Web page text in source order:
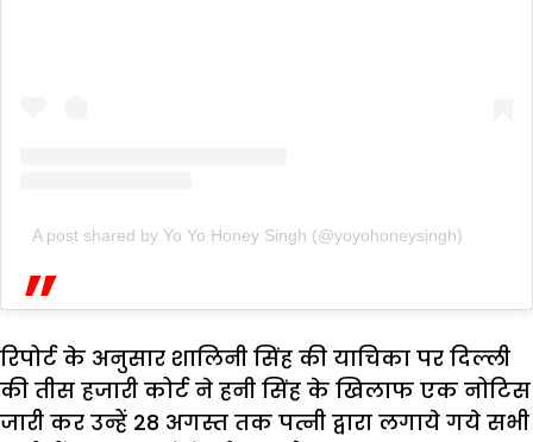
A post shared by Yo Yo Honey Singh (@yoyohoneysingh)
रिपोर्ट के अनुसार शालिनी सिंह की याचिका पर दिल्ली
की तीस हजारी कोर्ट ने हनी सिंह के खिलाफ एक नोटिस
जारी कर उन्हें 28 अगस्त तक पत्नी द्वारा लगाये गये सभी